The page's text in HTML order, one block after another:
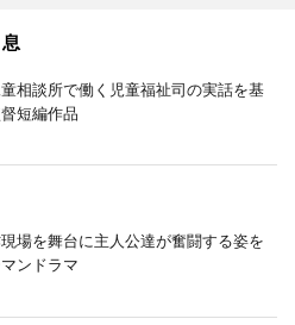
相談所で働く児童福祉司の実話を基
短編作品
場を舞台に主人公達が奮闘する姿を
ンドラマ